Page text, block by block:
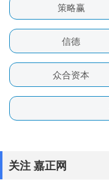
策略赢
信德
众合资本
关注 嘉正网